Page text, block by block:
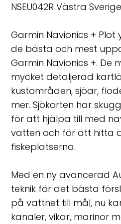
NSEU042R Västra Sverige
Garmin Navionics +
de bästa och mest
Garmin Navionics +. De
mycket detaljerad
kustområden, sjöar,
mer. Sjökorten har
för att hjälpa till med
vatten och för att hitta
fiskeplatserna.
Med en ny avancerad
teknik för det bästa
på vattnet till mål, nu
kanaler, vikar, marinor